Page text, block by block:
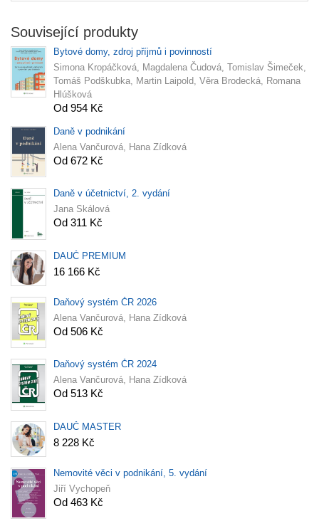
Související produkty
Bytové domy, zdroj příjmů i povinností
Simona Kropáčková, Magdalena Čudová, Tomislav Šimeček,
Tomáš Podškubka, Martin Laipold, Věra Brodecká, Romana
Hlúšková
Od 954 Kč
Daně v podnikání
Alena Vančurová, Hana Zídková
Od 672 Kč
Daně v účetnictví, 2. vydání
Jana Skálová
Od 311 Kč
DAUČ PREMIUM
16 166 Kč
Daňový systém ČR 2026
Alena Vančurová, Hana Zídková
Od 506 Kč
Daňový systém ČR 2024
Alena Vančurová, Hana Zídková
Od 513 Kč
DAUČ MASTER
8 228 Kč
Nemovité věci v podnikání, 5. vydání
Jiří Vychopeň
Od 463 Kč